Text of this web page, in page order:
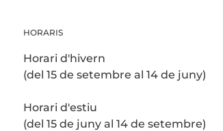
HORARIS
Horari d'hivern
(del 15 de setembre al 14 de juny)
Horari d'estiu
(del 15 de juny al 14 de setembre)